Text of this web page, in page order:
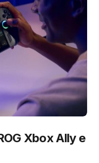
Xbox Ally e